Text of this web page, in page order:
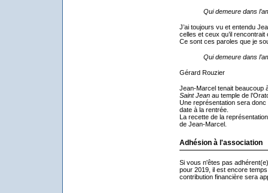
Qui demeure dans
J’ai toujours vu et entendu
celles et ceux qu’il rencontrait
Ce sont ces paroles que je
Qui demeure dans
Gérard Rouzier
Jean-Marcel tenait beaucoup
Saint Jeanau temple de
Une représentation sera
date à la rentrée.
La recette de la
de Jean-Marcel.
Adhésion à l'association
Si vous n'êtes pas
pour 2019, il est encore
contribution financière sera